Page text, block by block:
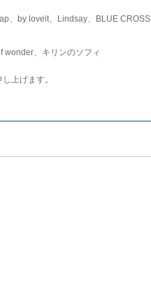
、by loveit、Lindsay、BLUE CROSS
wonder、キリンのソフィ
上げます。